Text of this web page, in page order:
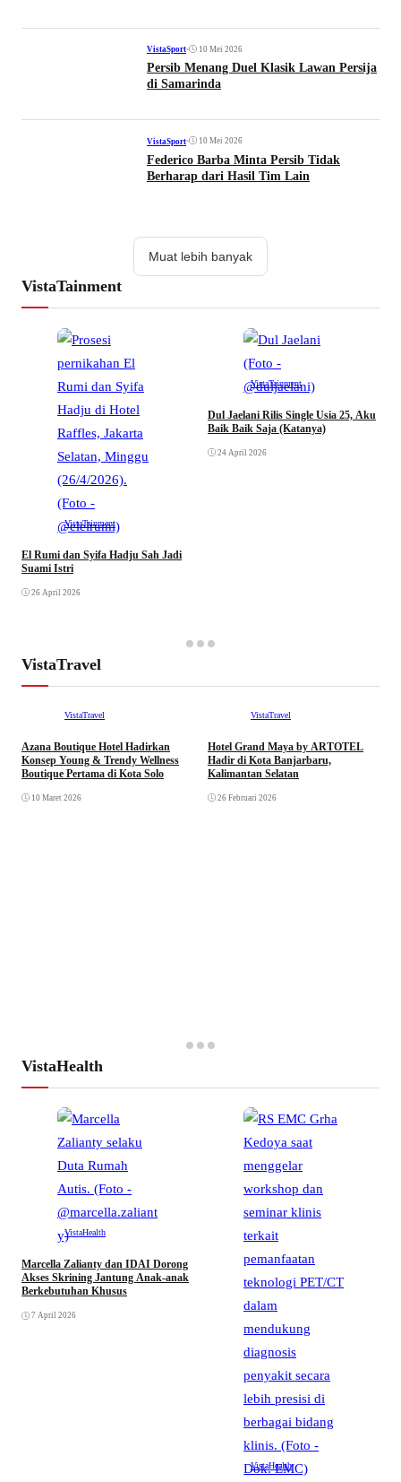
VistaSport• 10 Mei 2026
Persib Menang Duel Klasik Lawan Persija
di Samarinda
VistaSport• 10 Mei 2026
Federico Barba Minta Persib Tidak
Berharap dari Hasil Tim Lain
Muat lebih banyak
VistaTainment
VistaTainment
El Rumi dan Syifa Hadju Sah Jadi
Suami Istri
26 April 2026
VistaTainment
Dul Jaelani Rilis Single Usia 25, Aku
Baik Baik Saja (Katanya)
24 April 2026
VistaTravel
VistaTravel
Azana Boutique Hotel Hadirkan
Konsep Young & Trendy Wellness
Boutique Pertama di Kota Solo
10 Maret 2026
VistaTravel
Hotel Grand Maya by ARTOTEL
Hadir di Kota Banjarbaru,
Kalimantan Selatan
26 Februari 2026
VistaHealth
VistaHealth
Marcella Zalianty dan IDAI Dorong
Akses Skrining Jantung Anak-anak
Berkebutuhan Khusus
7 April 2026
VistaHealth